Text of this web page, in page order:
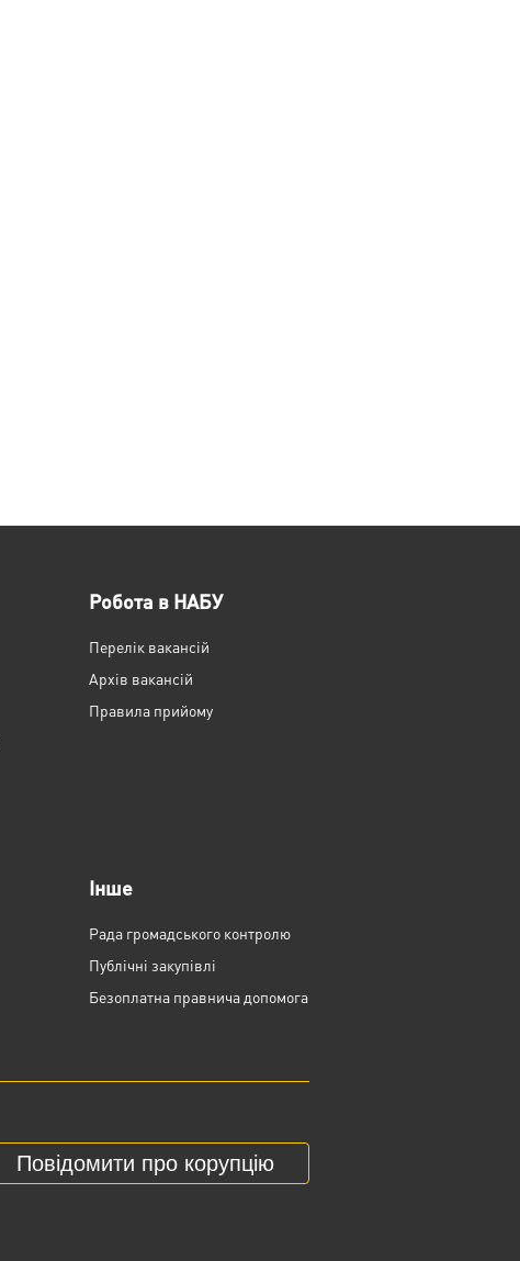
Робота в НАБУ
Перелік вакансій
Архів вакансій
Правила прийому
Інше
Рада громадського контролю
Публічні закупівлі
Безоплатна правнича допомога
Повідомити про корупцію